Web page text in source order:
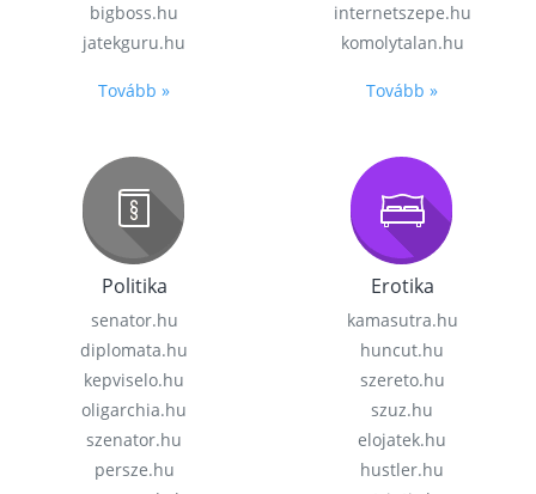
bigboss.hu
jatekguru.hu
Tovább »
internetszepe.hu
komolytalan.hu
Tovább »
Politika
senator.hu
diplomata.hu
kepviselo.hu
oligarchia.hu
szenator.hu
persze.hu
Erotika
kamasutra.hu
huncut.hu
szereto.hu
szuz.hu
elojatek.hu
hustler.hu